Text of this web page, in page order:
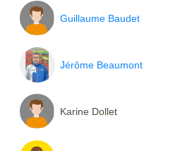
Guillaume Baudet
Jérôme Beaumont
Karine Dollet